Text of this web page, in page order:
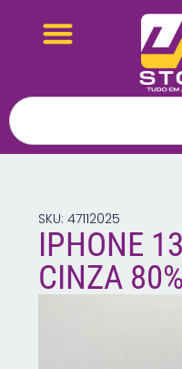
SKU: 47112025
IPHONE
CINZA 80%